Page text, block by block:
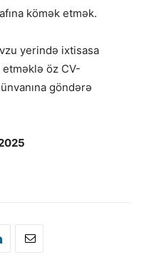
kömək etmək.
yerində ixtisasa
etməklə öz CV-
göndərə